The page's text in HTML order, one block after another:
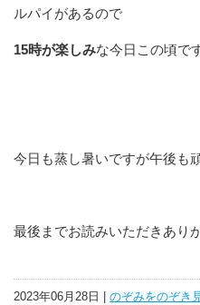
ルパイがあるので
15時が楽しみな今日この頃で
今日も蒸し暑いですが午後も
最後までお読みいただきあり
2023年06月28日 | のぞみをのぞき